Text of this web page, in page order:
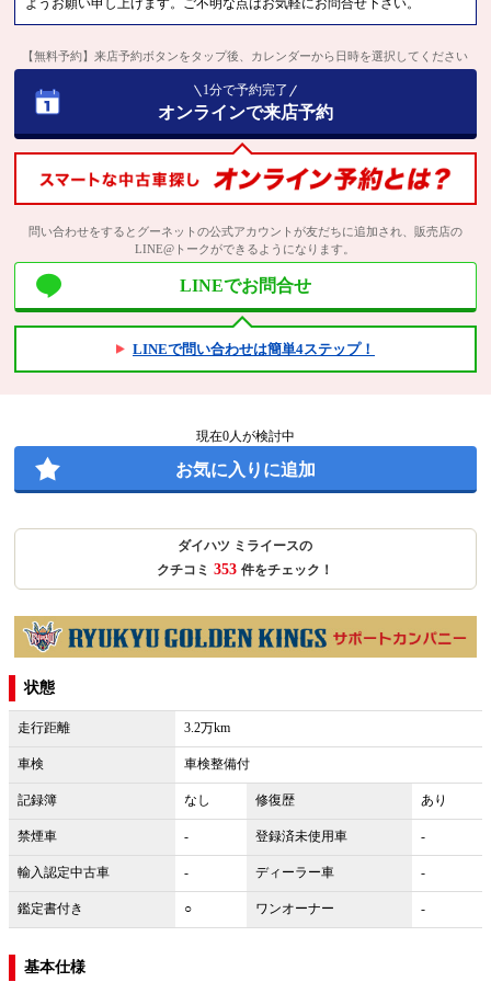
ようお願い申し上げます。ご不明な点はお気軽にお問合せ下さい。
【無料予約】来店予約ボタンをタップ後、カレンダーから日時を選択してください
1分で予約完了
オンラインで来店予約
問い合わせをするとグーネットの公式アカウントが友だちに追加され、販売店の
LINE@トークができるようになります。
LINEでお問合せ
LINEで問い合わせは簡単4ステップ！
現在0人が検討中
お気に入りに追加
ダイハツ ミライースの
クチコミ 353 件をチェック！
状態
走行距離 3.2万km
車検 車検整備付
記録簿 なし 修復歴 あり
禁煙車 - 登録済未使用車 -
輸入認定中古車 - ディーラー車 -
鑑定書付き ○ ワンオーナー -
基本仕様